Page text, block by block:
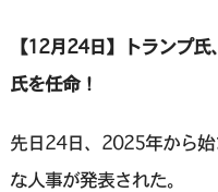
【12月24日】トランプ
氏を任命！
先日24日、2025年から
な人事が発表された。